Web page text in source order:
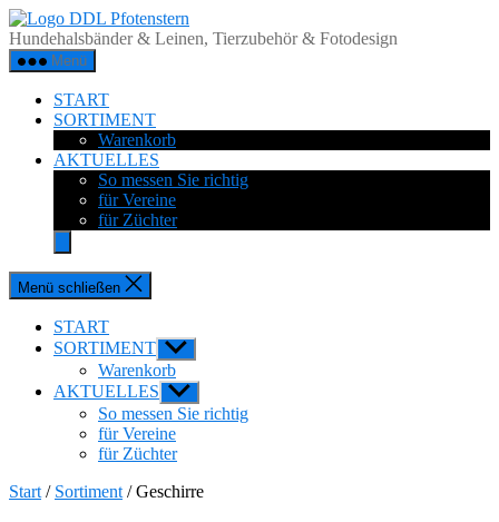
Zum
Inhalt
springen
Pfotenstern
Hundehalsbänder & Leinen, Tierzubehör & Fotodesign
Menü
START
SORTIMENT
Warenkorb
AKTUELLES
So messen Sie richtig
für Vereine
für Züchter
Menü schließen
START
SORTIMENT Untermenü
anzeigen
Warenkorb
AKTUELLES Untermenü
anzeigen
So messen Sie richtig
für Vereine
für Züchter
Start / Sortiment / Geschirre